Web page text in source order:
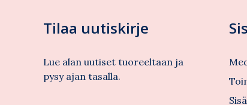
Tilaa uutiskirje
Lue alan uutiset tuoreeltaan ja
pysy ajan tasalla.